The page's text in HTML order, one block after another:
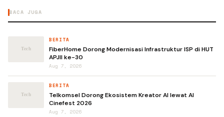
BACA JUGA
BERITA
FiberHome Dorong Modernisasi Infrastruktur ISP di HUT
APJII ke-30
Aug 7, 2026
BERITA
Telkomsel Dorong Ekosistem Kreator AI lewat AI
Cinefest 2026
Aug 7, 2026